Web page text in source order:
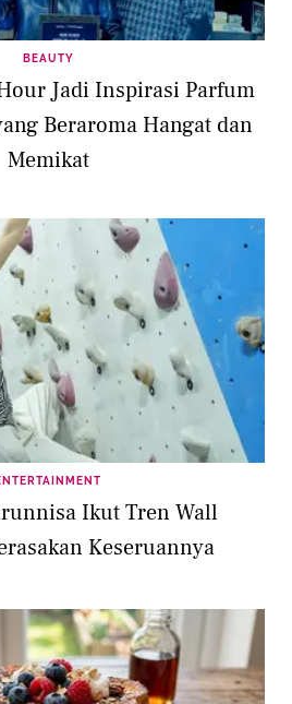
BEAUTY
Jadi Inspirasi Parfum
Beraroma Hangat dan
Memikat
Ikut Tren Wall
Keseruannya